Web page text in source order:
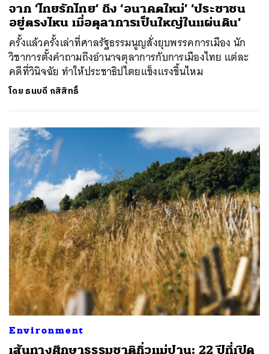
จาก ‘ไทยรักไทย’ ถึง ‘อนาคตใหม่’ ‘ประชาชน
อยู่ตรงไหน เมื่อตุลาการเป็นใหญ่ในแผ่นดิน’
ครั้งแล้วครั้งเล่าที่ศาลรัฐธรรมนูญสั่งยุบพรรคการเมือง นัก
วิชาการตั้งคำถามถึงอำนาจตุลาการกับการเมืองไทย แต่ละ
คดีที่วินิจฉัย ทำให้ประชาธิปไตยแข็งแรงขึ้นไหม
โดย ธนบดี กสิสิทธิ์
Environment
เส้นทางศึกษาธรรมชาติกิ่วแม่ปาน: 22 ปีที่เปิด